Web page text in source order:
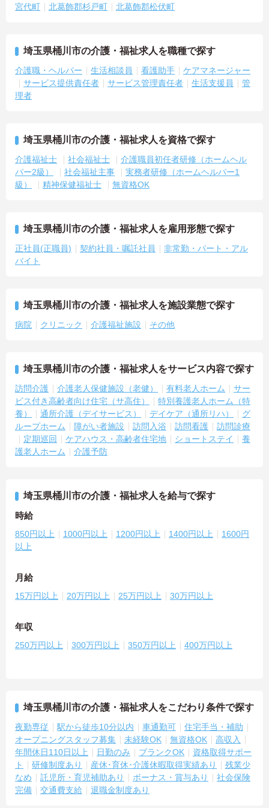
宮代町 北葛飾郡杉戸町 北葛飾郡松伏町
埼玉県桶川市の介護・福祉求人を職種で探す
介護職・ヘルパー 生活相談員 看護助手
ケアマネージャー
サービス提供責任者
サービス管理責任者 生活支援員
管
理者
埼玉県桶川市の介護・福祉求人を資格で探す
介護福祉士 社会福祉士
介護職員初任者研修（ホームヘル
パー2級）
社会福祉主事
実務者研修（ホームヘルパー1
級）
精神保健福祉士 無資格OK
埼玉県桶川市の介護・福祉求人を雇用形態で探す
正社員(正職員) 契約社員・嘱託社員
非常勤・パート・アル
バイト
埼玉県桶川市の介護・福祉求人を施設業態で探す
病院 クリニック 介護福祉施設 その他
埼玉県桶川市の介護・福祉求人をサービス内容で探す
訪問介護 介護老人保健施設（老健） 有料老人ホーム
サー
ビス付き高齢者向け住宅（サ高住）
特別養護老人ホーム（特
養）
通所介護（デイサービス） デイケア（通所リハ）
グ
ループホーム
障がい者施設 訪問入浴 訪問看護
訪問診療
定期巡回
ケアハウス・高齢者住宅地 ショートステイ
養
護老人ホーム
介護予防
埼玉県桶川市の介護・福祉求人を給与で探す
時給
850円以上 1000円以上 1200円以上 1400円以上
1600円
以上
月給
15万円以上 20万円以上 25万円以上 30万円以上
年収
250万円以上 300万円以上 350万円以上 400万円以上
埼玉県桶川市の介護・福祉求人をこだわり条件で探す
夜勤専従 駅から徒歩10分以内 車通勤可
住宅手当・補助
オープニングスタッフ募集
未経験OK 無資格OK
高収入
年間休日110日以上
日勤のみ ブランクOK
資格取得サポー
ト
研修制度あり 産休･育休･介護休暇取得実績あり
残業少
なめ
託児所・育児補助あり ボーナス・賞与あり
社会保険
完備
交通費支給 退職金制度あり